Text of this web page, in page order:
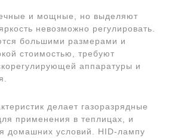
и мощные, но выделяют
невозможно регулировать.
большими размерами и
стоимостью, требуют
аппаратуры и
делает газоразрядные
применения в теплицах, и
домашних условий. HID-лампу